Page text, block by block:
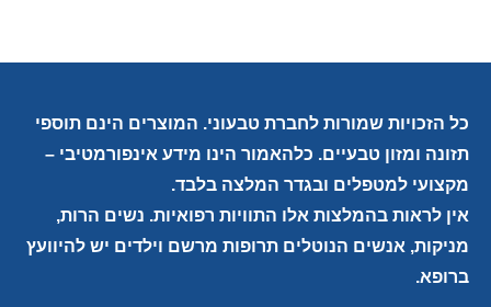
כל הזכויות שמורות לחברת טבעוני. המוצרים הינם תוספי
תזונה ומזון טבעיים. כלהאמור הינו מידע אינפורמטיבי –
מקצועי למטפלים ובגדר המלצה בלבד.
אין לראות בהמלצות אלו התוויות רפואיות. נשים הרות,
מניקות, אנשים הנוטלים תרופות מרשם וילדים יש להיוועץ
ברופא.